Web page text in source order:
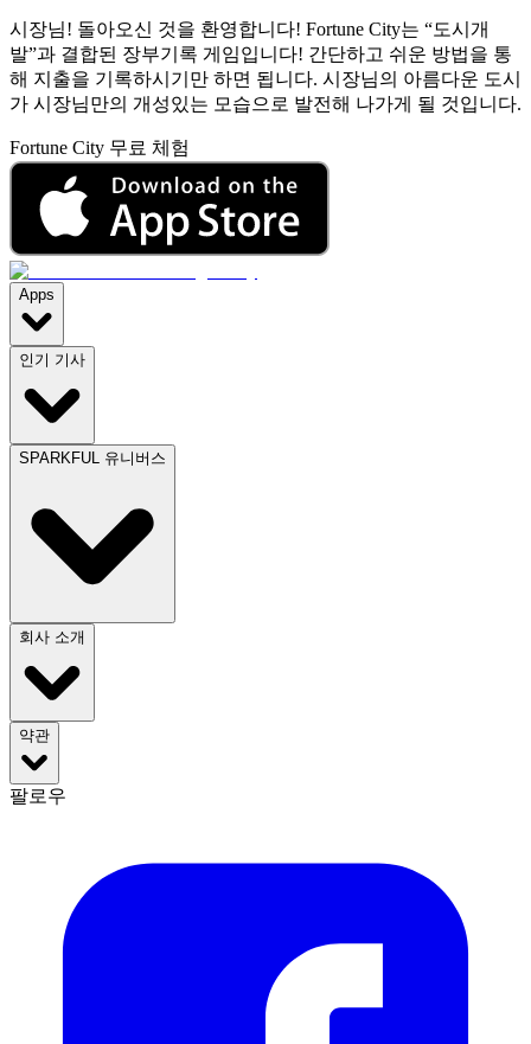
시장님! 돌아오신 것을 환영합니다! Fortune City는 “도시개
발”과 결합된 장부기록 게임입니다! 간단하고 쉬운 방법을 통
해 지출을 기록하시기만 하면 됩니다. 시장님의 아름다운 도시
가 시장님만의 개성있는 모습으로 발전해 나가게 될 것입니다.
Fortune City 무료 체험
Apps
인기 기사
SPARKFUL 유니버스
회사 소개
약관
팔로우